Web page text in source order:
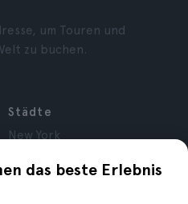
das beste Erlebnis
um Touren und
zu buchen.
Städte
New York
Paris